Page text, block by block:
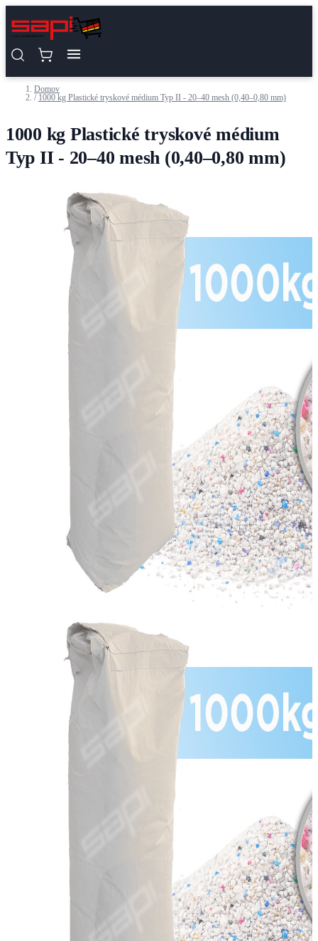
Domov
/ 1000 kg Plastické tryskové médium Typ II - 20–40 mesh (0,40–0,80 mm)
1000 kg Plastické tryskové médium
Typ II - 20–40 mesh (0,40–0,80 mm)